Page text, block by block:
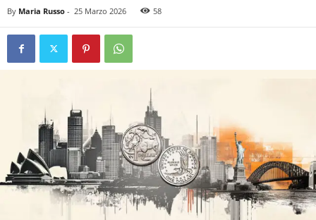
By Maria Russo - 25 Marzo 2026 58